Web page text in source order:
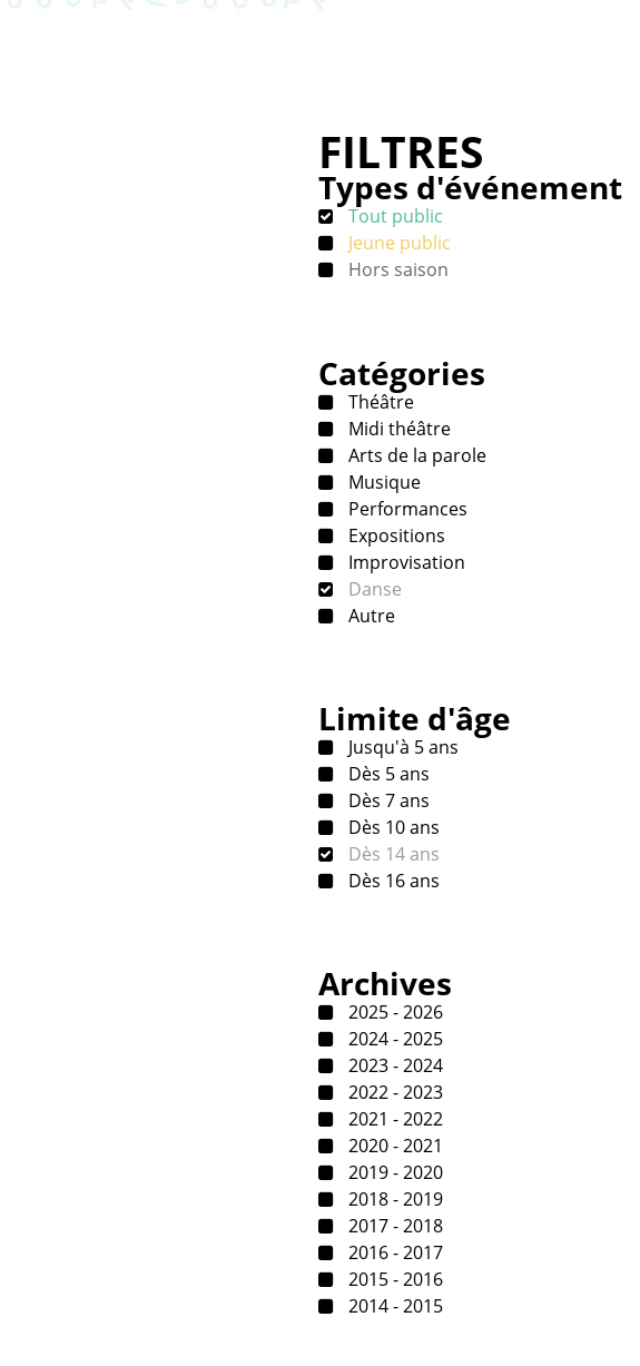
FILTRES
Types d'événement
Tout public
Jeune public
Hors saison
Catégories
Théâtre
Midi théâtre
Arts de la parole
Musique
Performances
Expositions
Improvisation
Danse
Autre
Limite d'âge
Jusqu'à 5 ans
Dès 5 ans
Dès 7 ans
Dès 10 ans
Dès 14 ans
Dès 16 ans
Archives
2025 - 2026
2024 - 2025
2023 - 2024
2022 - 2023
2021 - 2022
2020 - 2021
2019 - 2020
2018 - 2019
2017 - 2018
2016 - 2017
2015 - 2016
2014 - 2015